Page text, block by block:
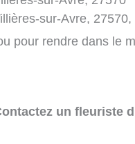
sur-Avre,
pour rendre dans le
un fleuriste